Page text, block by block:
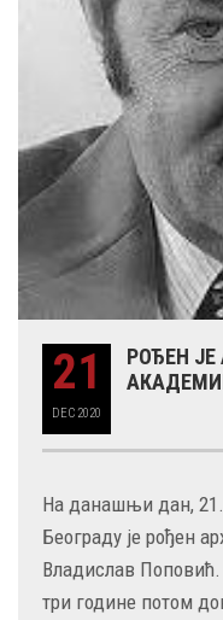
21
DEC 2020
РОЂЕН
На данашњи дан,
Београду је рођен
Владислав Поповић.
три године потом